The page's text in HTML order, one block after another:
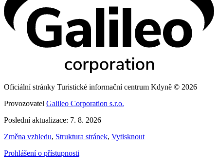
Oficiální stránky Turistické informační centrum Kdyně © 2026
Provozovatel Galileo Corporation s.r.o.
Poslední aktualizace: 7. 8. 2026
Změna vzhledu, Struktura stránek, Vytisknout
Prohlášení o přístupnosti